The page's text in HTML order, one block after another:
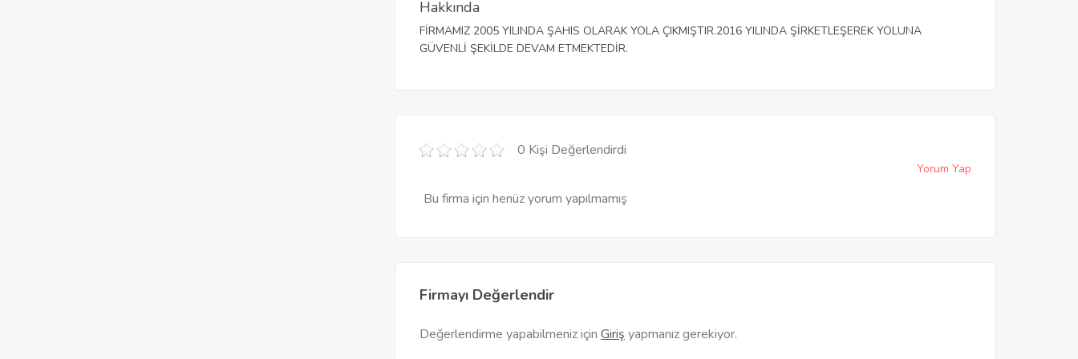
Hakkında
FİRMAMIZ 2005 YILINDA ŞAHIS OLARAK YOLA ÇIKMIŞTIR.2016 YILINDA ŞİRKETLEŞEREK YOLUNA
GÜVENLİ ŞEKİLDE DEVAM ETMEKTEDİR.
0 Kişi Değerlendirdi
Yorum Yap
Bu firma için henüz yorum yapılmamış
Firmayı Değerlendir
Değerlendirme yapabilmeniz için Giriş yapmanız gerekiyor.